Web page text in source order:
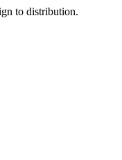
to distribution.